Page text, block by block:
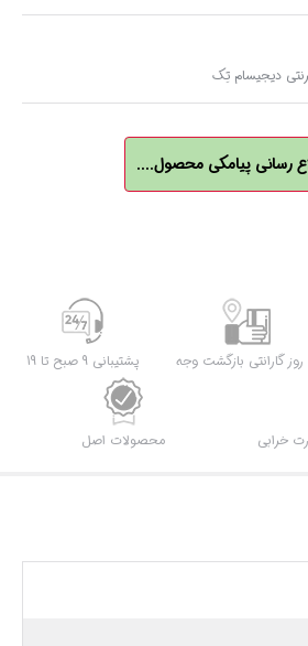
دیجیسام تِک
رسانی پیامکی محصول....
پشتیبانی 9 صبح تا 19
محصولات اصل